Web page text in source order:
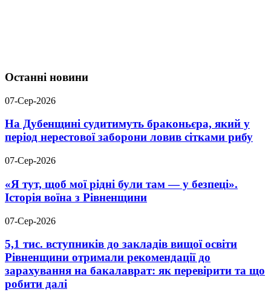
Останні новини
07-Сер-2026
На Дубенщині судитимуть браконьєра, який у
період нерестової заборони ловив сітками рибу
07-Сер-2026
«Я тут, щоб мої рідні були там — у безпеці».
Історія воїна з Рівненщини
07-Сер-2026
5,1 тис. вступників до закладів вищої освіти
Рівненщини отримали рекомендації до
зарахування на бакалаврат: як перевірити та що
робити далі